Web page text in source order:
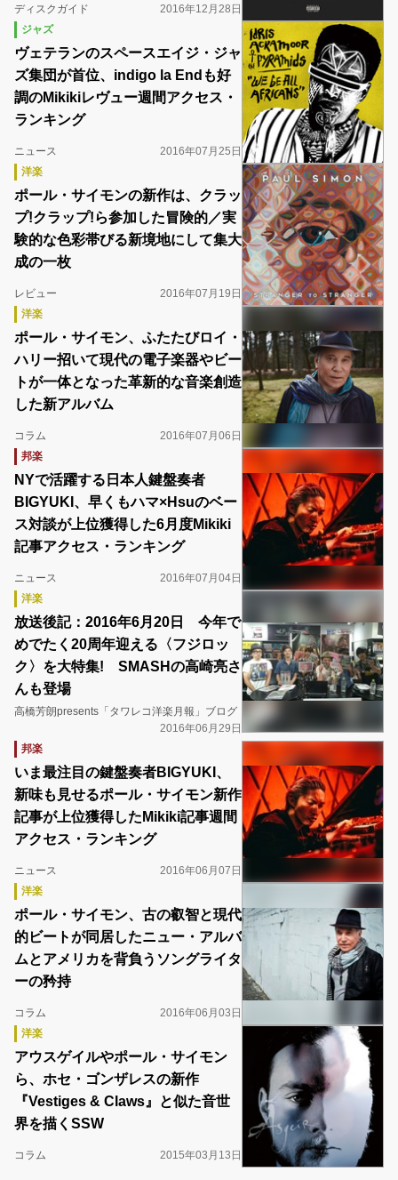
ディスクガイド
2016年12月28日
ジャズ
ヴェテランのスペースエイジ・ジャ
ズ集団が首位、indigo la Endも好
調のMikikiレヴュー週間アクセス・
ランキング
ニュース
2016年07月25日
洋楽
ポール・サイモンの新作は、クラッ
プ!クラップ!ら参加した冒険的／実
験的な色彩帯びる新境地にして集大
成の一枚
レビュー
2016年07月19日
洋楽
ポール・サイモン、ふたたびロイ・
ハリー招いて現代の電子楽器やビー
トが一体となった革新的な音楽創造
した新アルバム
コラム
2016年07月06日
邦楽
NYで活躍する日本人鍵盤奏者
BIGYUKI、早くもハマ×Hsuのベー
ス対談が上位獲得した6月度Mikiki
記事アクセス・ランキング
ニュース
2016年07月04日
洋楽
放送後記：2016年6月20日 今年で
めでたく20周年迎える〈フジロッ
ク〉を大特集! SMASHの高崎亮さ
んも登場
高橋芳朗presents「タワレコ洋楽月報」ブログ
2016年06月29日
邦楽
いま最注目の鍵盤奏者BIGYUKI、
新味も見せるポール・サイモン新作
記事が上位獲得したMikiki記事週間
アクセス・ランキング
ニュース
2016年06月07日
洋楽
ポール・サイモン、古の叡智と現代
的ビートが同居したニュー・アルバ
ムとアメリカを背負うソングライタ
ーの矜持
コラム
2016年06月03日
洋楽
アウスゲイルやポール・サイモン
ら、ホセ・ゴンザレスの新作
『Vestiges & Claws』と似た音世
界を描くSSW
コラム 2015年03月13日